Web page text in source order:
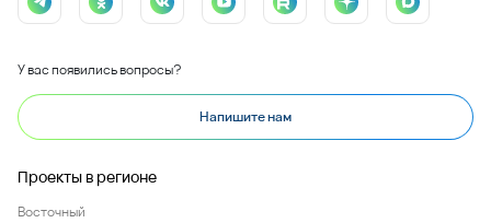
У вас появились вопросы?
Напишите нам
Проекты в регионе
Восточный